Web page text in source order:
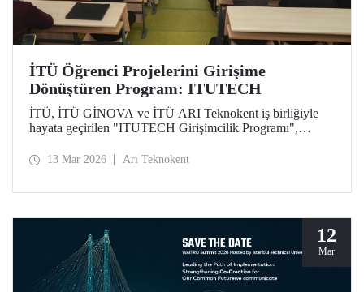
İTÜ Öğrenci Projelerini Girişime
Dönüştüren Program: ITUTECH
İTÜ, İTÜ GİNOVA ve İTÜ ARI Teknokent iş birliğiyle
hayata geçirilen "ITUTECH Girişimcilik Programı",
dönüştürmeyi amaçlıyor.
13 Mar 2026 Arı Teknokent
12
Mar